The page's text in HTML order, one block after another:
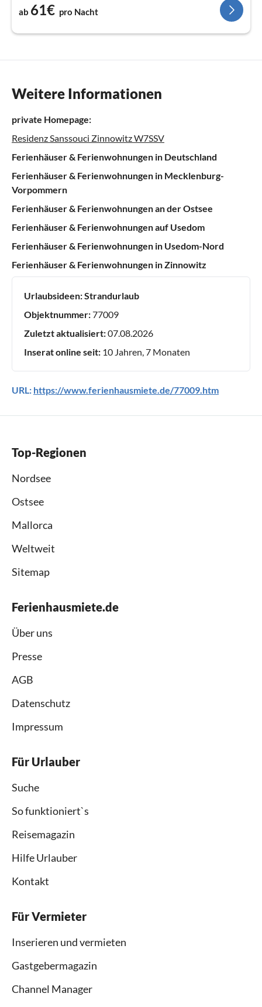
ab 61€ pro Nacht
Weitere Informationen
private Homepage:
Residenz Sanssouci Zinnowitz W7SSV
Ferienhäuser & Ferienwohnungen in Deutschland
Ferienhäuser & Ferienwohnungen in Mecklenburg-
Vorpommern
Ferienhäuser & Ferienwohnungen an der Ostsee
Ferienhäuser & Ferienwohnungen auf Usedom
Ferienhäuser & Ferienwohnungen in Usedom-Nord
Ferienhäuser & Ferienwohnungen in Zinnowitz
Urlaubsideen:Strandurlaub
Objektnummer:77009
Zuletzt aktualisiert:07.08.2026
Inserat online seit: 10 Jahren, 7 Monaten
URL: https://www.ferienhausmiete.de/77009.htm
Top-Regionen
Nordsee
Ostsee
Mallorca
Weltweit
Sitemap
Ferienhausmiete.de
Über uns
Presse
AGB
Datenschutz
Impressum
Für Urlauber
Suche
So funktioniert`s
Reisemagazin
Hilfe Urlauber
Kontakt
Für Vermieter
Inserieren und vermieten
Gastgebermagazin
Channel Manager